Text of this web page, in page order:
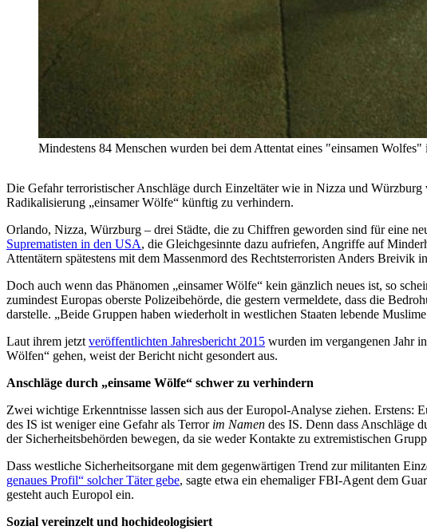
Mindestens 84 Menschen wurden bei dem Attentat eines "einsamen
Die Gefahr terroristischer Anschläge durch Einzeltäter wie in Nizza und
Radikalisierung „einsamer Wölfe“ künftig zu verhindern.
Orlando, Nizza, Würzburg – drei Städte, die zu Chiffren geworden sind für eine
Suprematisten in den USA, die Gleichgesinnte dazu aufriefen, Angriffe auf
Attentätern spätestens mit dem Massenmord des Rechtsterroristen Anders
Doch auch wenn das Phänomen „einsamer Wölfe“ kein gänzlich neues ist, so
zumindest Europas oberste Polizeibehörde, die gestern vermeldete, dass die
darstelle. „Beide Gruppen haben wiederholt in westlichen Staaten lebende
Laut ihrem jetzt veröffentlichten Jahresbericht 2015 wurden im vergangenen Jahr
Wölfen“ gehen, weist der Bericht nicht gesondert aus.
Anschläge durch „einsame Wölfe“ schwer zu verhindern
Zwei wichtige Erkenntnisse lassen sich aus der Europol-Analyse ziehen.
des IS ist weniger eine Gefahr als Terror im Namen des IS. Denn dass Anschläge
der Sicherheitsbehörden bewegen, da sie weder Kontakte zu extremistischen
Dass westliche Sicherheitsorgane mit dem gegenwärtigen Trend zur militanten
genaues Profil“ solcher Täter gebe, sagte etwa ein ehemaliger FBI-Agent dem
gesteht auch Europol ein.
Sozial vereinzelt und hochideologisiert